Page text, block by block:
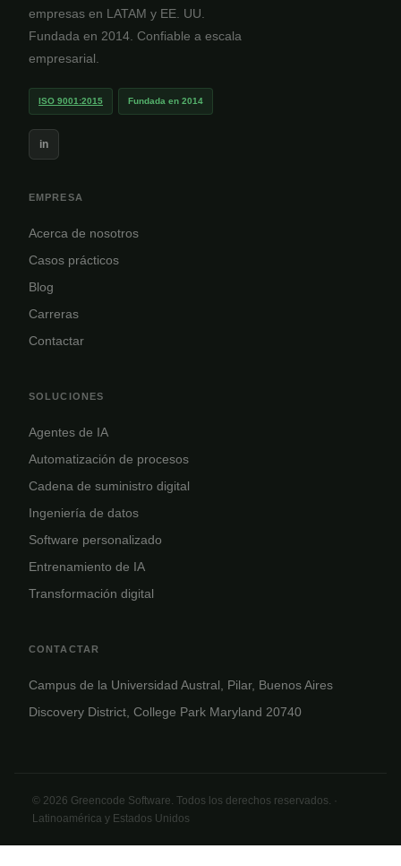
empresas en LATAM y EE. UU.
Fundada en 2014. Confiable a escala
empresarial.
ISO 9001:2015 Fundada en 2014
in
EMPRESA
Acerca de nosotros
Casos prácticos
Blog
Carreras
Contactar
SOLUCIONES
Agentes de IA
Automatización de procesos
Cadena de suministro digital
Ingeniería de datos
Software personalizado
Entrenamiento de IA
Transformación digital
CONTACTAR
Campus de la Universidad Austral, Pilar, Buenos Aires
Discovery District, College Park Maryland 20740
© 2026 Greencode Software. Todos los derechos reservados. ·
Latinoamérica y Estados Unidos